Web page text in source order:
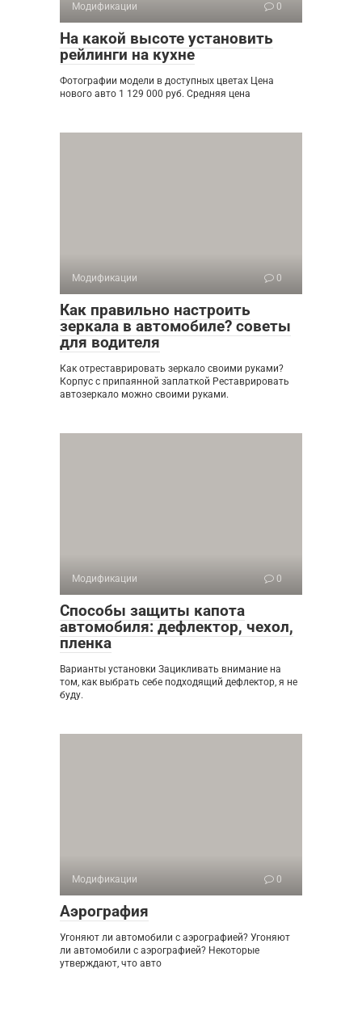
Модификации 0
На какой высоте установить
рейлинги на кухне
Фотографии модели в доступных цветах Цена
нового авто 1 129 000 руб. Средняя цена
Модификации 0
Как правильно настроить
зеркала в автомобиле? советы
для водителя
Как отреставрировать зеркало своими руками?
Корпус с припаянной заплаткой Реставрировать
автозеркало можно своими руками.
Модификации 0
Способы защиты капота
автомобиля: дефлектор, чехол,
пленка
Варианты установки Зацикливать внимание на
том, как выбрать себе подходящий дефлектор, я не
буду.
Модификации 0
Аэрография
Угоняют ли автомобили с аэрографией? Угоняют
ли автомобили с аэрографией? Некоторые
утверждают, что авто